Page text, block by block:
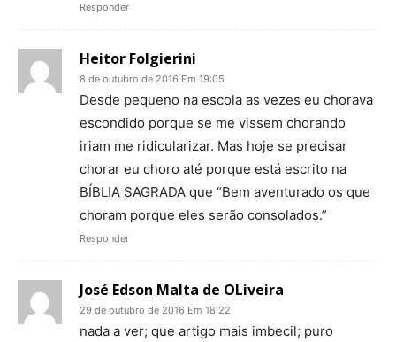
Responder
Heitor Folgierini
8 de outubro de 2016 Em 19:05
Desde pequeno na escola as vezes eu chorava
escondido porque se me vissem chorando
iriam me ridicularizar. Mas hoje se precisar
chorar eu choro até porque está escrito na
BÍBLIA SAGRADA que “Bem aventurado os que
choram porque eles serão consolados.”
Responder
José Edson Malta de OLiveira
29 de outubro de 2016 Em 18:22
nada a ver; que artigo mais imbecil; puro